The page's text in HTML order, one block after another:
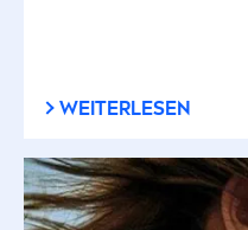
WEITERLESEN